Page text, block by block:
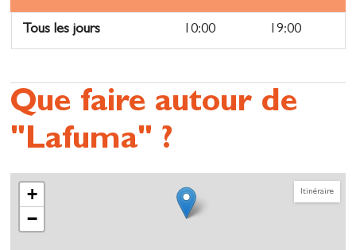
Tous les jours 10:00 19:00
Que faire autour de
"Lafuma" ?
Itinéraire
+
−